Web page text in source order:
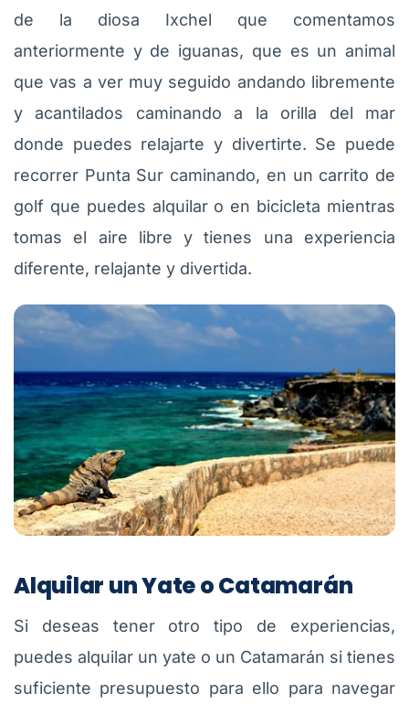
de la diosa Ixchel que comentamos
anteriormente y de iguanas, que es un animal
que vas a ver muy seguido andando libremente
y acantilados caminando a la orilla del mar
donde puedes relajarte y divertirte. Se puede
recorrer Punta Sur caminando, en un carrito de
golf que puedes alquilar o en bicicleta mientras
tomas el aire libre y tienes una experiencia
diferente, relajante y divertida.
Alquilar un Yate o Catamarán
Si deseas tener otro tipo de experiencias,
puedes alquilar un yate o un Catamarán si tienes
suficiente presupuesto para ello para navegar